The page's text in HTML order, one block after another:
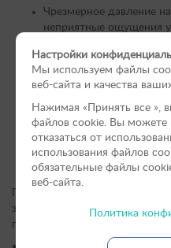
Чрезмерное давление
неприятные ощущения у
делать несколько
Использование
скорость пугает
обработки;
Отсутствие перерывов.
некомфортно;
Работа на влажных
может привести к
залог того, что процедура
прослужит вам долго.
Настройки
Мы используем файлы
веб-сайта и качества
Нажимая «Принять вce »,
файлов cookie. Вы можете
отказаться от
использования файлов
обязательные файлы
веб-сайта.
Политика